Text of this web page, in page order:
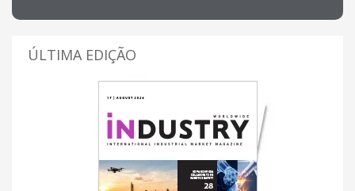
ÚLTIMA EDIÇÃO